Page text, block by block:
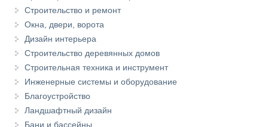
Строительство и ремонт
Окна, двери, ворота
Дизайн интерьера
Строительство деревянных домов
Строительная техника и инструмент
Инженерные системы и оборудование
Благоустройство
Ландшафтный дизайн
Бани и бассейны